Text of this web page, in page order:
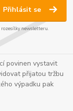
Přihlásit se
newsletteru.
povinen vystavit
přijatou tržbu
výpadku pak